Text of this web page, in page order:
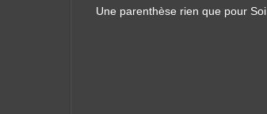
Une parenthèse rien que pour Soi